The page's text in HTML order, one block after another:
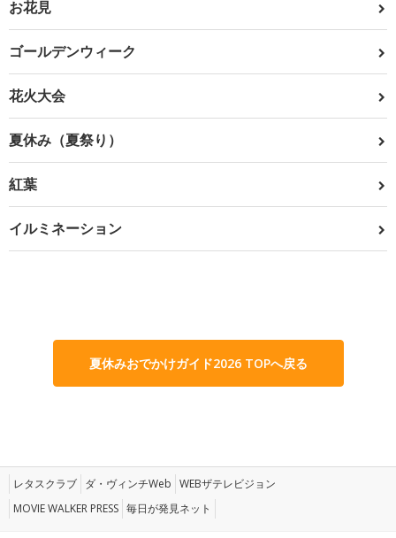
お花見
ゴールデンウィーク
花火大会
夏休み（夏祭り）
紅葉
イルミネーション
夏休みおでかけガイド2026 TOPへ戻る
レタスクラブ ダ・ヴィンチWeb WEBザテレビジョン
MOVIE WALKER PRESS 毎日が発見ネット